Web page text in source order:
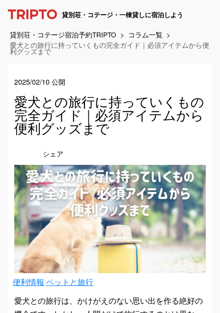
貸別荘・コテージ・一棟貸しに宿泊しよう
貸別荘・コテージ宿泊予約TRIPTO
コラム一覧
愛犬との旅行に持っていくもの完全ガイド｜必須アイテムから便
利グッズまで
2025/02/10 公開
愛犬との旅行に持っていくもの
完全ガイド｜必須アイテムから
便利グッズまで
シェア
便利情報 ペットと旅行
愛犬との旅行は、かけがえのない思い出を作る絶好の